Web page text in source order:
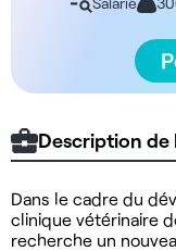
Description
Dans le cadre du
clinique vétérinaire
recherche un